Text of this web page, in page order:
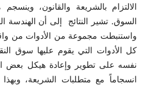
الالتزام بالشريعة والقانون،
السوق. تشير النتائج إلى أن الهندسة
واستنبطت مجموعة من الأدوات من
كل الأدوات التي يقوم عليها سوق
نفسه على تطوير وإعادة هيكل بعض
انسجاماً مع متطلبات الشريعة،